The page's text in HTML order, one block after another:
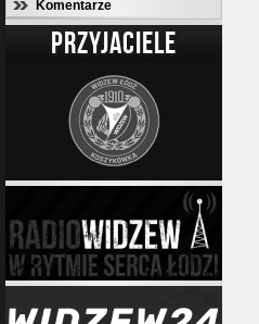
Komentarze
PRZYJACIELE